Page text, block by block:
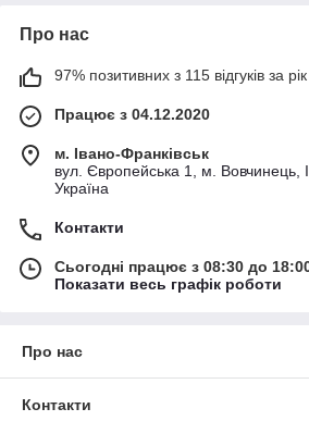
Про нас
97% позитивних з 115 відгуків за рік
Працює з 04.12.2020
м. Івано-Франківськ
вул. Європейська 1, м. Вовчинець,
Україна
Контакти
Сьогодні працює з 08:30 до
Показати весь графік роботи
Про нас
Контакти